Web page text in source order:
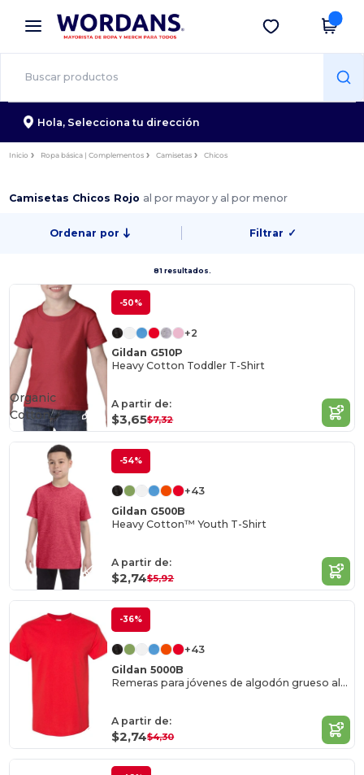
× App de Wordans
¡Mejores precios en app!
Descargar app
Hola, Selecciona tu dirección
Inicio Ropa básica | Complementos Camisetas Chicos
Camisetas Chicos Rojo al por mayor y al por menor
Ordenar por Filtrar ✓
81 resultados.
-50%
+2
Gildan G510P
Heavy Cotton Toddler T-Shirt
A partir de:
$3,65$7,32
Organic
Cotton
-54%
+43
Gildan G500B
Heavy Cotton™ Youth T-Shirt
A partir de:
$2,74$5,92
-36%
+43
Gildan 5000B
Remeras para jóvenes de algodón grueso al por mayor
A partir de:
$2,74$4,30